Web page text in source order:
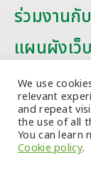
ร่วมงานกับ
แผนผังเว็
บทความ
We use
relevant
and repeat
the use of all
You can learn
Cookie policy.